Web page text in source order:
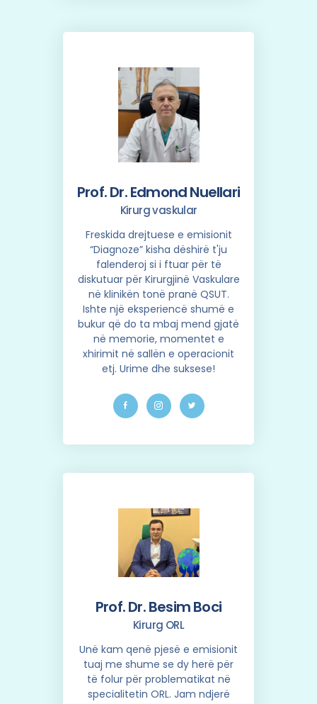
Prof. Dr. Edmond Nuellari
Kirurg vaskular
Freskida drejtuese e emisionit
“Diagnoze” kisha dëshirë t'ju
falenderoj si i ftuar për të
diskutuar për Kirurgjinë Vaskulare
në klinikën tonë pranë QSUT.
Ishte një eksperiencë shumë e
bukur që do ta mbaj mend gjatë
në memorie, momentet e
xhirimit në sallën e operacionit
etj. Urime dhe suksese!
Prof. Dr. Besim Boci
Kirurg ORL
Unë kam qenë pjesë e emisionit
tuaj me shume se dy herë për
të folur për problematikat në
specialitetin ORL. Jam ndjerë